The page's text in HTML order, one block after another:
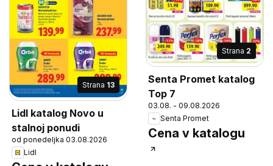
Strana 13
Lidl katalog Novo u
stalnoj ponudi
od ponedeljka 03.08.2026
Lidl
Strana 2
Senta Promet katalog
Top 7
03.08. - 09.08.2026
Senta Promet
Cena v katalogu